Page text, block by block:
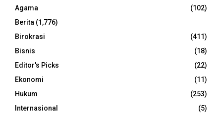
Agama
(102)
Berita (1,776)
Birokrasi
(411)
Bisnis
(18)
Editor's Picks
(22)
Ekonomi
(11)
Hukum
(253)
Internasional
(5)